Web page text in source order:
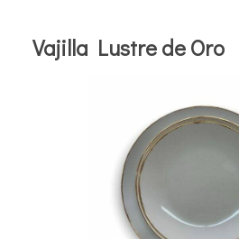
Vajilla Lustre de Oro